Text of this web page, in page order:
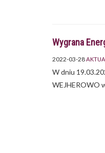
Wygrana
2022-03-28
W dniu
WEJHEROWO